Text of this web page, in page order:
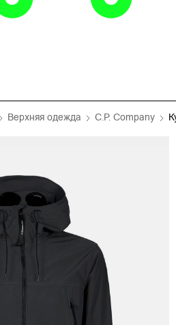
Верхняя одежда C.P. Company